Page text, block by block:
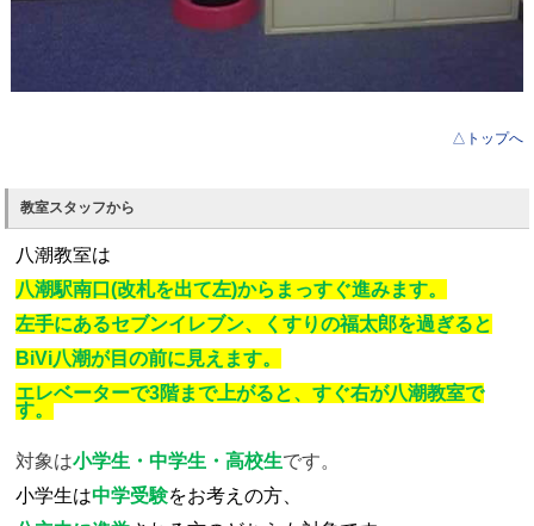
△トップへ
教室スタッフから
八潮教室は
八潮駅南口(改札を出て左)からまっすぐ進みます。
左手にあるセブンイレブン、くすりの福太郎を過ぎると
BiVi八潮が目の前に見えます。
エレベーターで3階まで上がると、すぐ右が八潮教室で
す。
対象は小学生・中学生・高校生です。
小学生は中学受験をお考えの方、